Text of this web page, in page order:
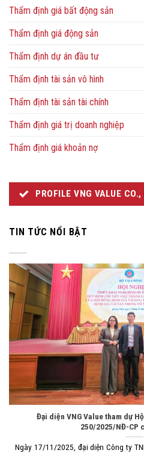
Thẩm định giá bất động sản
Thẩm định giá động sản
Thẩm định dự án đầu tư
Thẩm định tài sản vô hình
Thẩm định tài sản tài chính
Thẩm định giá trị doanh nghiệp
Thẩm định giá khoản nợ
PROFILE VNG VALUE CO.,
TIN TỨC NỔI BẬT
Đại diện VNG Value tham dự
250/2025/NĐ-CP
Ngày 17/11/2025, đại diện Công ty